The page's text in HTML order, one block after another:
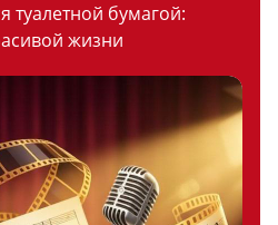
туалетной бумагой:
жизни